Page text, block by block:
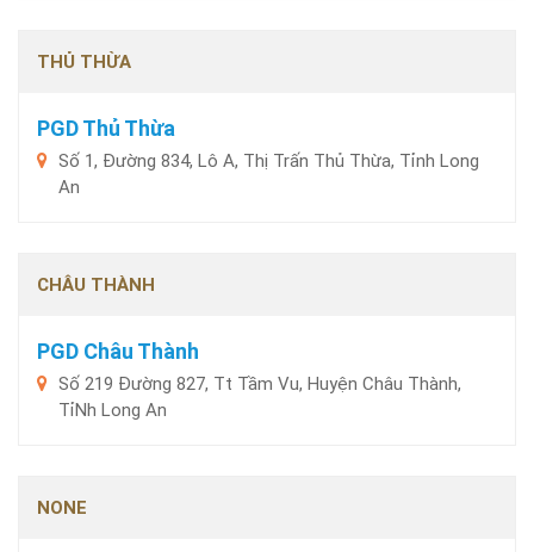
THỦ THỪA
PGD Thủ Thừa
Số 1, Đường 834, Lô A, Thị Trấn Thủ Thừa, Tỉnh Long
An
CHÂU THÀNH
PGD Châu Thành
Số 219 Đường 827, Tt Tầm Vu, Huyện Châu Thành,
TỉNh Long An
NONE